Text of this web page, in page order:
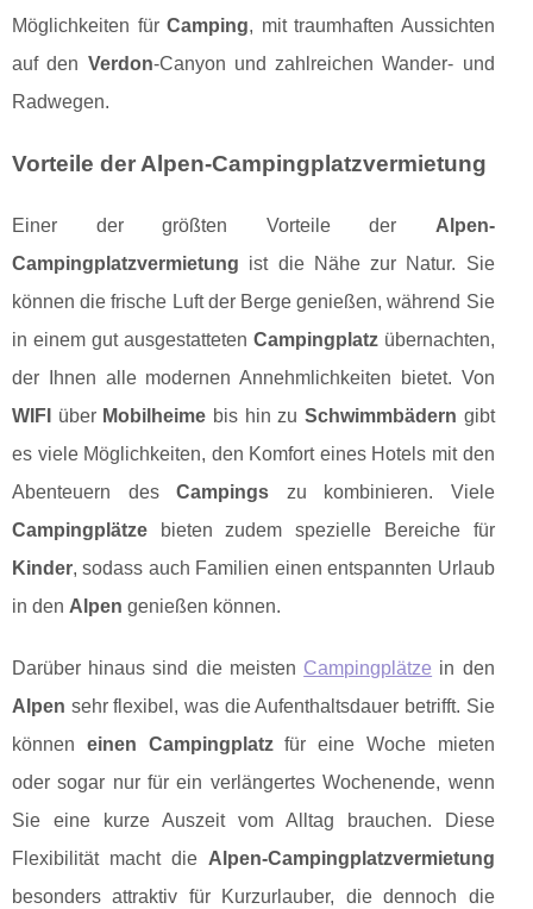
Möglichkeiten fürCamping, mit traumhaften Aussichten
auf den Verdon-Canyon und zahlreichen Wander- und
Radwegen.
Vorteile der Alpen-Campingplatzvermietung
Einer der größten Vorteile der Alpen-
Campingplatzvermietung ist die Nähe zur Natur. Sie
können die frische Luft der Berge genießen, während Sie
in einem gut ausgestatteten Campingplatzübernachten,
der Ihnen alle modernen Annehmlichkeiten bietet. Von
WIFI
über Mobilheime bis hin zu Schwimmbädern gibt
es viele Möglichkeiten, den Komfort eines Hotels mit den
Abenteuern desCampings zu kombinieren. Viele
Campingplätze bieten zudem spezielle Bereiche für
Kinder, sodass auch Familien einen entspannten Urlaub
in den Alpen genießen können.
Darüber hinaus sind die meisten Campingplätze in den
Alpen sehr flexibel, was die Aufenthaltsdauer betrifft. Sie
können einen Campingplatzfür eine Woche mieten
oder sogar nur für ein verlängertes Wochenende, wenn
Sie eine kurze Auszeit vom Alltag brauchen. Diese
Flexibilität macht die Alpen-Campingplatzvermietung
besonders attraktiv für Kurzurlauber, die dennoch die